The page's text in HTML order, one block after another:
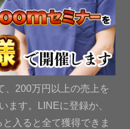
、200万円以上の売上を
ます。LINEに登録か、
入ると全て獲得できま